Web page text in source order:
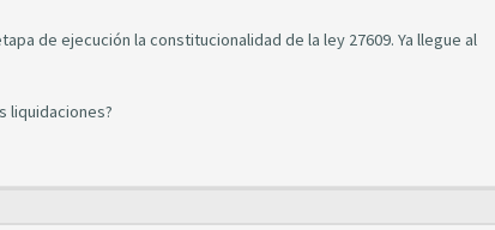
de ejecución la constitucionalidad de la ley 27609. Ya llegue al
liquidaciones?